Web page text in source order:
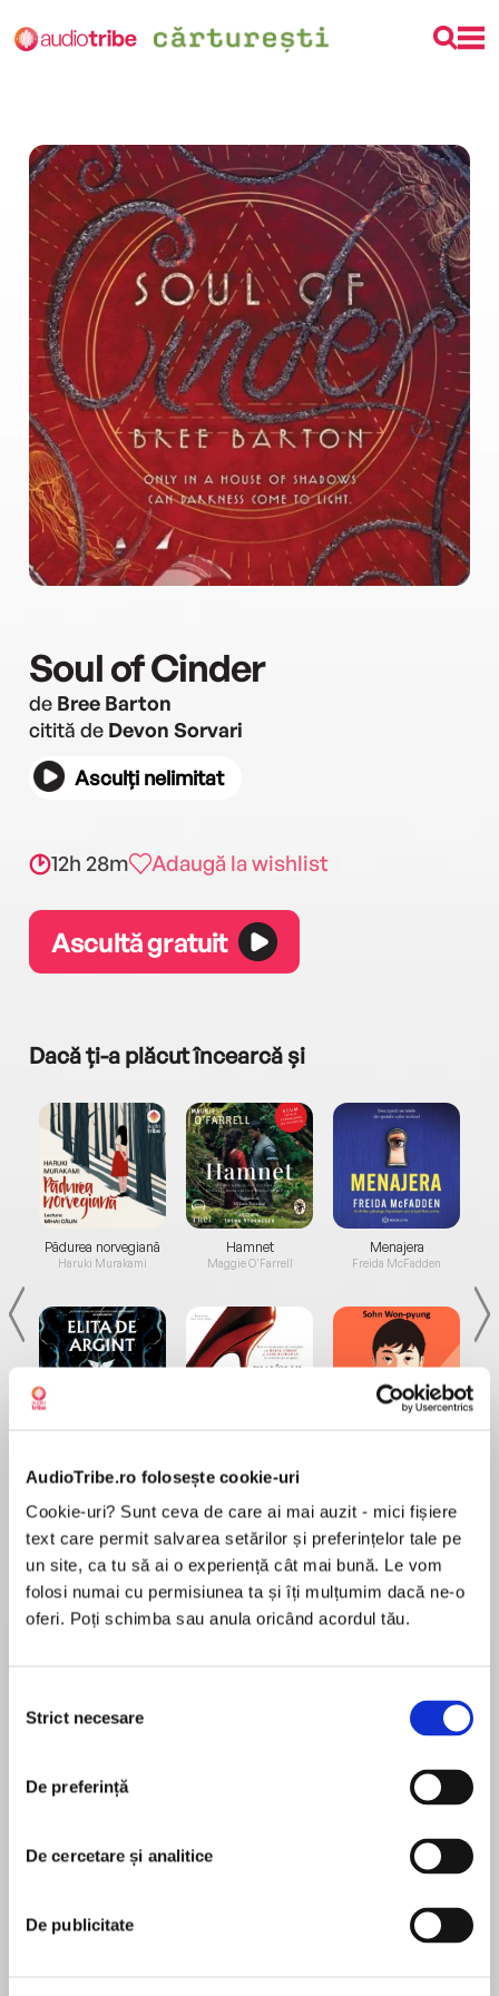
AudioTribe.ro folosește cookie-uri
Cookie-uri? Sunt ceva de care ai mai auzit - mici fișiere
text care permit salvarea setărilor și preferințelor tale pe
un site, ca tu să ai o experiență cât mai bună. Le vom
folosi numai cu permisiunea ta și îți mulțumim dacă ne-o
oferi. Poți schimba sau anula oricând acordul tău.
consimțământului
Strict necesare
De preferință
De cercetare și analitice
De publicitate
Soul of Cinder
de Bree Barton
citită de Devon Sorvari
Asculți nelimitat
12h 28m Adaugă la wishlist
Ascultă gratuit
Dacă ți-a plăcut încearcă și
Pădurea norvegiană
Haruki Murakami
de...
Dani Francis
Hamnet
Maggie O'Farrell
la...
Lauren Weisberger
Menajera
Freida McFadden
Desprecarte
The shattering conclusion to Bree Barton’s
broken heart. This fiercely feminist YA series is a
must-read for fans of Leigh Bardugo and Laini
ready to spearhead a rebellion and reclaim the
throne. He vows to destroy Mia, Pilar, and
Angelyne if they oppose him—even if he must
use his newfound magic to set the world
În acest moment nu există recenzii
Bree Barton
Bree Barton is a writer in Los Angeles. When she’s
not lost in whimsy, she works as a ghostwriter and